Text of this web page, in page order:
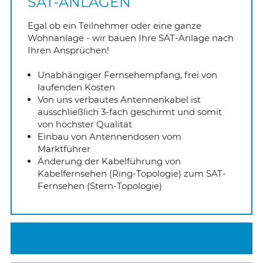
INTERNET/NETZWERK
WARMWASSERBEREITUNG
BAUSTELLENVERTEILER
BRANDSCHUTZ/FUNKTIONSERHALT
ECHECK
GERÄTEPRÜFUNGEN
RWA-PRÜFUNGEN
NETZWERKTECHNIK/GLASFASER
BAUSTELLENVERTEILER
Siemens
Egal ob ein Teilnehmer oder eine ganze
Wohnanlage - wir bauen Ihre SAT-Anlage nach
Ihren Ansprüchen!
Unabhängiger Fernsehempfang, frei von
laufenden Kosten
Von uns verbautes Antennenkabel ist
ausschließlich 3-fach geschirmt und somit
von höchster Qualität
Einbau von Antennendosen vom
Marktführer
Änderung der Kabelführung von
Kabelfernsehen (Ring-Topologie) zum SAT-
Fernsehen (Stern-Topologie)